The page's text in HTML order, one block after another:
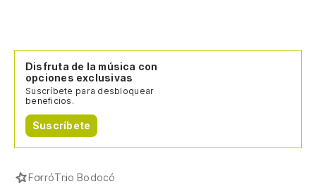
Disfruta de la música con
opciones exclusivas
Suscríbete para desbloquear
beneficios.
Suscríbete
ForróTrio Bodocó